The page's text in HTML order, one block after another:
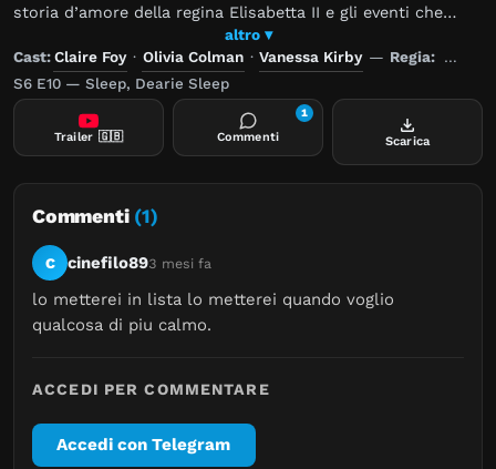
storia d’amore della regina Elisabetta II e gli eventi che
hanno segnato la seconda metà del XX secolo.
altro ▾
Cast:Claire Foy· Olivia Colman · Vanessa Kirby — Regia:
S6 E10 — Sleep, Dearie Sleep
Trailer 🇬🇧 Commenti
1
Scarica
Commenti (1)
C cinefilo893 mesi fa
lo metterei in lista lo metterei quando voglio
qualcosa di piu calmo.
ACCEDI PER COMMENTARE
Accedi con Telegram